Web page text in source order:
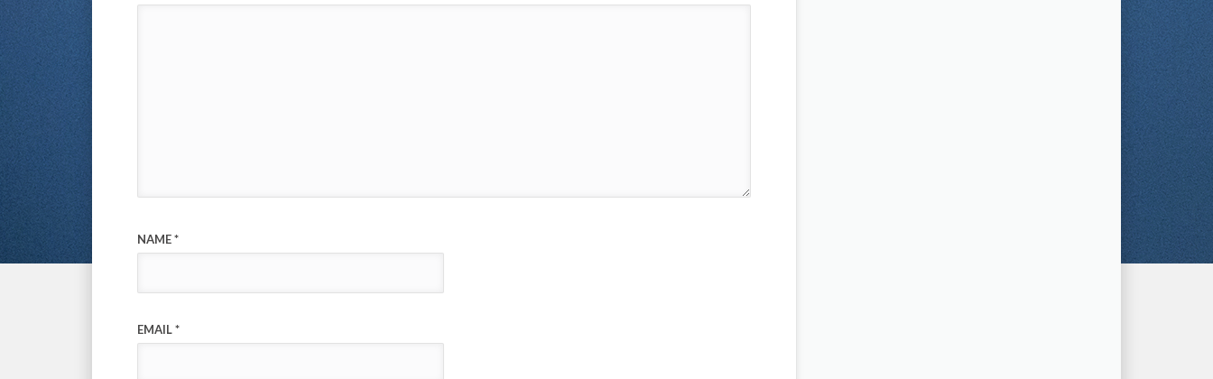
NAME*
EMAIL*